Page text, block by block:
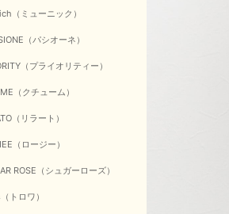
（ミューニック）
（パシオーネ）
（プライオリティー）
（クチューム）
（リラート）
（ロージー）
ROSE（シュガーローズ）
トロワ）